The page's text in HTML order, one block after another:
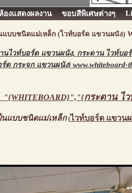
องแสดงผลงาน ขอบสีพิเศษต่างๆ
บบชนิดแม่เหล็ก (ไวท์บอร์ด แขวนผนัง)
ไวท์บอร์ด แขวนผนัง, กระดาน ไวท์บอ
ด กระจก แขวนผนัง} www.whiteboard-
"{WHITEBOARD}","{กระดาน ไ
นแบบชนิดแม่เหล็ก(ไวท์บอร์ด แขวน